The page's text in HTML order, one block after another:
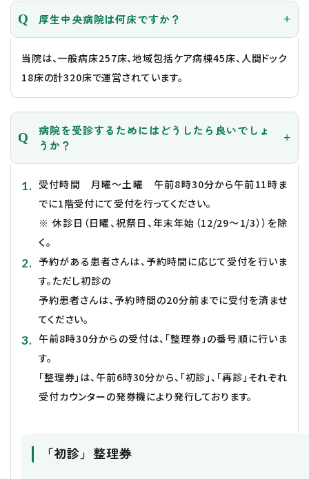
厚生中央病院は何床ですか？
当院は、一般病床257床、地域包括ケア病棟45床、人間ドック
18床の計320床で運営されています。
病院を受診するためにはどうしたら良いでしょ
うか？
受付時間 月曜～土曜 午前8時30分から午前11時ま
でに1階受付にて受付を行ってください。
※ 休診日（日曜、祝祭日、年末年始（12/29～1/3））を除
く。
予約がある患者さんは、予約時間に応じて受付を行いま
す。ただし初診の
予約患者さんは、予約時間の20分前までに受付を済ませ
てください。
午前8時30分からの受付は、「整理券」の番号順に行いま
す。
「整理券」は、午前6時30分から、「初診」、「再診」それぞれ
受付カウンターの発券機により発行しております。
「初診」整理券